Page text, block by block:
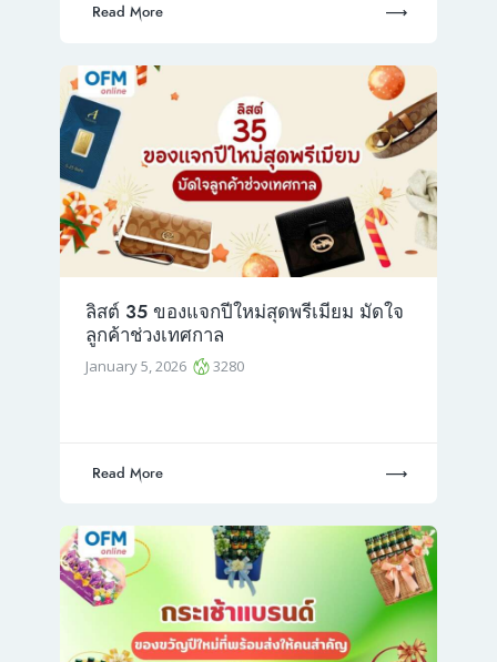
Read More
ลิสต์ 35 ของแจกปีใหม่สุดพรีเมียม มัดใจ
ลูกค้าช่วงเทศกาล
January 5, 2026 3280
Read More